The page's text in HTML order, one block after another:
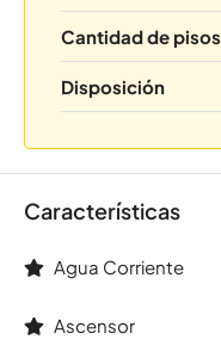
Cantidad de pisos
Disposición
Características
Agua Corriente
Ascensor